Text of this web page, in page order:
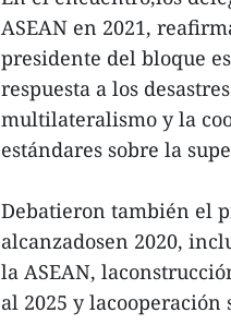
ASEAN en 2021,
presidente del bloque
respuesta a los
multilateralismo y la
estándares sobre la
Debatieron también el
alcanzadosen 2020,
la ASEAN,
al 2025 y lacooperación